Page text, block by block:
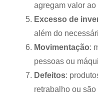
agregam valor ao
Excesso de
além do
Movimentação:
pessoas ou
Defeitos:
retrabalho ou